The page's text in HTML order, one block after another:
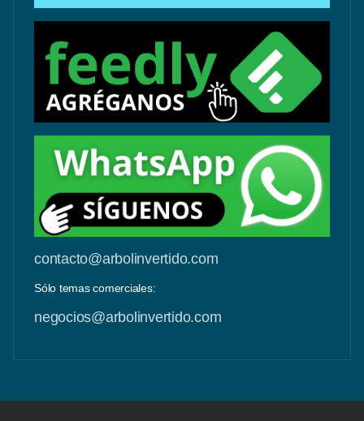
contacto@arbolinvertido.com
Sólo temas comerciales:
negocios@arbolinvertido.com